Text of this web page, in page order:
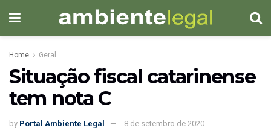
Home Geral
Situação fiscal catarinense
tem nota C
by Portal Ambiente Legal 8 de setembro de 2020